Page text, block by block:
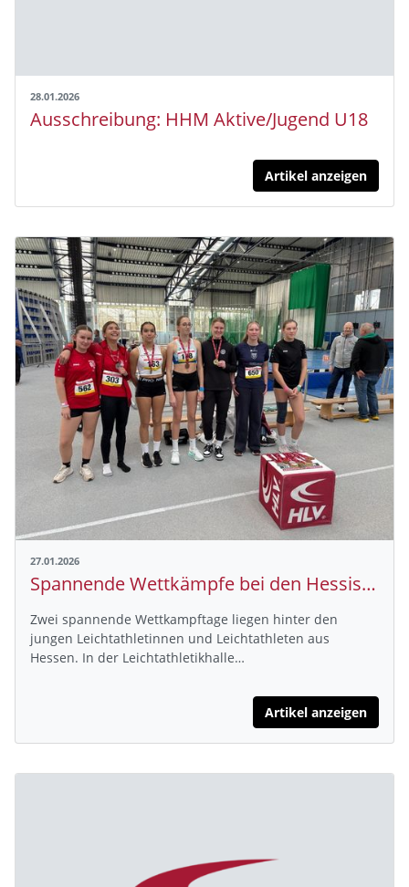
28.01.2026
Ausschreibung: HHM Aktive/Jugend U18
Artikel anzeigen
27.01.2026
Spannende Wettkämpfe bei den Hessischen Hallenmeisterschaften der Jugend U20/U16
Zwei spannende Wettkampftage liegen hinter den
jungen Leichtathletinnen und Leichtathleten aus
Hessen. In der Leichtathletikhalle…
Artikel anzeigen